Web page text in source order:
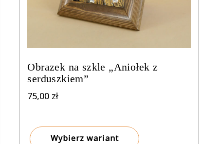
Obrazek na szkle „Aniołek z
serduszkiem”
75,00 zł
Wybierz wariant